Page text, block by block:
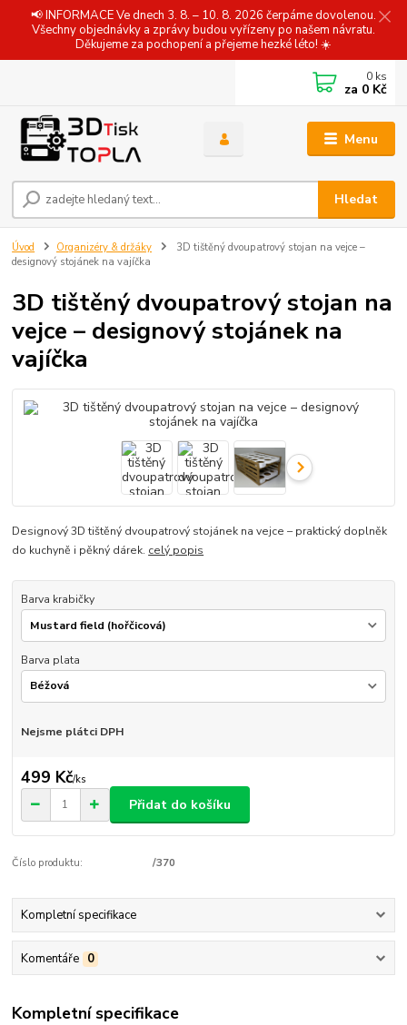
📢 INFORMACE Ve dnech 3. 8. – 10. 8. 2026 čerpáme dovolenou.
Všechny objednávky a zprávy budou vyřízeny po našem návratu.
Děkujeme za pochopení a přejeme hezké léto! ☀️
Menu
Hledat
0 ks
za 0 Kč
Úvod Organizéry & držáky
3D tištěný dvoupatrový stojan na vejce –
designový stojánek na vajíčka
3D tištěný dvoupatrový stojan na
vejce – designový stojánek na
vajíčka
Designový 3D tištěný dvoupatrový stojánek na vejce – praktický doplněk
do kuchyně i pěkný dárek. celý popis
Barva krabičky
Barva plata
Nejsme plátci DPH
499 Kč/ks
Přidat do košíku
Číslo produktu: /370
Kompletní specifikace
Komentáře 0
Kompletní specifikace